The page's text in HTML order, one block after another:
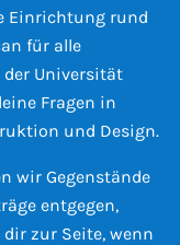
Einrichtung rund
für alle
Universität
Fragen in
und Design.
wir Gegenstände
entgegen,
zur Seite, wenn